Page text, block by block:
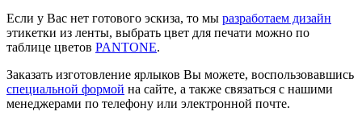
Если у Вас нет готового эскиза, то мы разработаем дизайн
этикетки из ленты, выбрать цвет для печати можно по
таблице цветов PANTONE.
Заказать изготовление ярлыков Вы можете, воспользовавшись
специальной формой на сайте, а также связаться с нашими
менеджерами по телефону или электронной почте.